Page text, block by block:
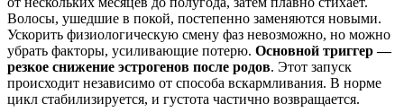
Волосы, ушедшие в покой, постепенно заменяются новыми.
Ускорить физиологическую смену фаз невозможно, но можно
убрать факторы, усиливающие потерю. Основной триггер —
резкое снижение эстрогенов после родов. Этот запуск
происходит независимо от способа вскармливания. В норме
цикл стабилизируется, и густота частично возвращается.